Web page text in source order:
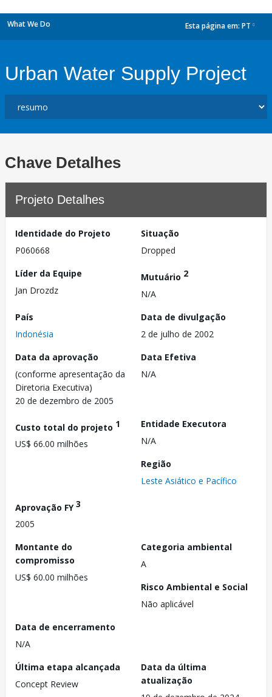
What We Do Esta página em: PT
Urban Water Supply Project
Chave Detalhes
Projeto Detalhes
Identidade do Projeto
P060668
Situação
Dropped
Líder da Equipe
Jan Drozdz
Mutuário 2
N/A
País
Indonésia
Data de divulgação
2 de julho de 2002
Data da aprovação
(conforme apresentação da
Diretoria Executiva)
20 de dezembro de 2005
Data Efetiva
N/A
Custo total do projeto 1
US$ 66.00 milhões
Entidade Executora
N/A
Região
Leste Asiático e Pacífico
Aprovação FY3
2005
Montante do
compromisso
US$ 60.00 milhões
Categoria ambiental
A
Risco Ambiental e Social
Não aplicável
Data de encerramento
N/A
Última etapa alcançada
Concept Review
Data da última
atualização